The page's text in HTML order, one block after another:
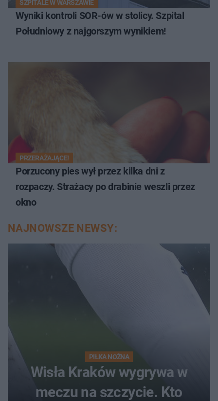
SZPITALE W WARSZAWIE
Wyniki kontroli SOR-ów w stolicy. Szpital
Południowy z najgorszym wynikiem!
PRZERAŻAJĄCE!
Porzucony pies wył przez kilka dni z
rozpaczy. Strażacy po drabinie weszli przez
okno
NAJNOWSZE NEWSY:
PIŁKA NOŻNA
Wisła Kraków wygrywa w
meczu na szczycie. Kto